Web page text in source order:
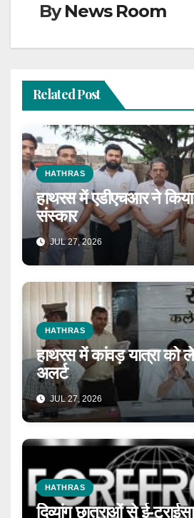
ByNews Room
Related Post
HATHRAS
हाथरस में एडीएचआर ने किया
संस्कार
JUL 27, 2026
HATHRAS
हाथरस में कांवड़ यात्रा को
अलर्ट
JUL 27, 2026
HATHRAS
दिव्यांग छात्राओं से ई-